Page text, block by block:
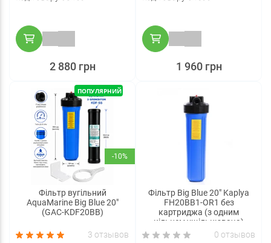
2 880 грн 1 960 грн
-10%
ПОПУЛЯРНИЙ
Фільтр вугільний
AquaMarine Big Blue 20"
(GAC-KDF20BB)
3 отзывов
Фільтр Big Blue 20" Kaplya
FH20BB1-OR1 без
картриджа (з одним
кільцем ущільнювача)
0 отзывов